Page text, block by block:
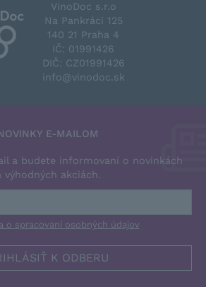
VinoDoc s.r.o
Na Pankráci 125
140 21 Praha 4
IČ: 01991426
DIČ: CZ01991426
info@vinodoc.sk
E-MAILOM
a budete informovaní o novinkách
výhodných akciách.
o spracovaní osobných údajov